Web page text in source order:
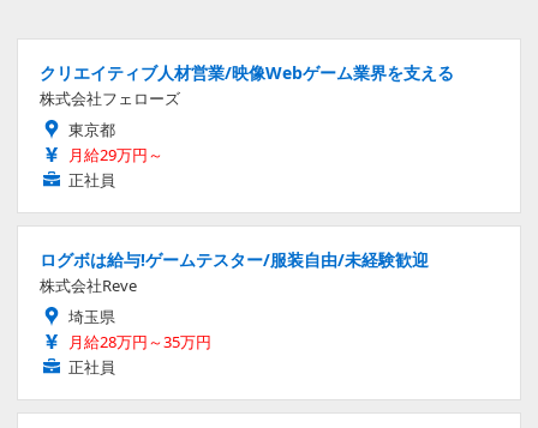
クリエイティブ人材営業/映像Webゲーム業界を支える
株式会社フェローズ
東京都
月給29万円～
正社員
ログボは給与!ゲームテスター/服装自由/未経験歓迎
株式会社Reve
埼玉県
月給28万円～35万円
正社員